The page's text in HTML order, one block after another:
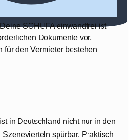
SCHUFA einwandfrei ist
Dokumente vor,
für den Vermieter bestehen
ist in Deutschland nicht nur in den
spürbar. Praktisch